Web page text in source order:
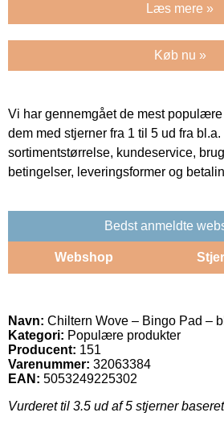
Læs mere »
Køb nu »
Vi har gennemgået de mest
dem med stjerner fra 1 til 5 ud fra
sortimentstørrelse, kundeservice,
betingelser, leveringsformer og
Bedst anmeldte
Webshop
Navn: Chiltern Wove – Bingo Pad –
Kategori: Populære produkter
Producent: 151
Varenummer: 32063384
EAN: 5053249225302
Vurderet til 3.5 ud af 5 stjerner